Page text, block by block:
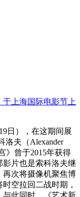
上海国际电影节上
日），在这期间展
洛夫（Alexander
》曾于2015年获得
影片也是索科洛夫继
再次将摄像机聚焦博
空拉回二战时期，